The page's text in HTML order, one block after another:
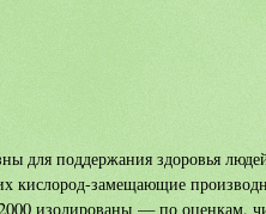
для поддержания здоровья
кислород-замещающие
изолированы — по оценкам,